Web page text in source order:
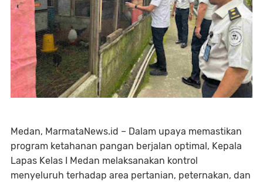
Medan, MarmataNews.id – Dalam upaya memastikan
program ketahanan pangan berjalan optimal, Kepala
Lapas Kelas I Medan melaksanakan kontrol
menyeluruh terhadap area pertanian, peternakan, dan